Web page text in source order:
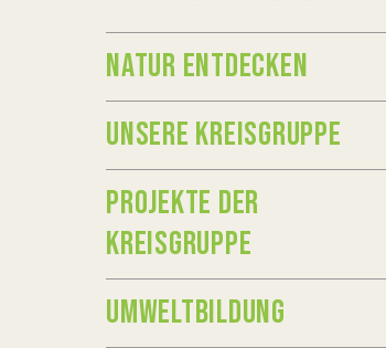
NATUR ENTDECKEN
UNSERE KREISGRUPPE
PROJEKTE DER
KREISGRUPPE
UMWELTBILDUNG